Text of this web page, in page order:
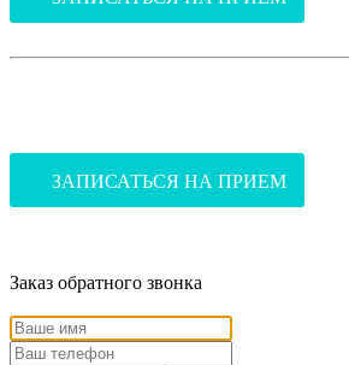
ЗАПИСАТЬСЯ НА ПРИЕМ
Заказ обратного звонка